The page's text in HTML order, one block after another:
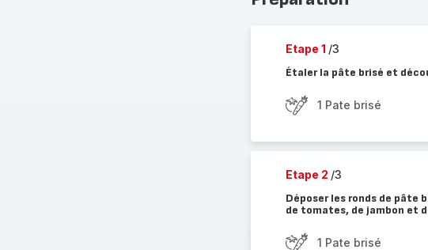
Etape 1 /3
Étaler la pâte brisé et
1 Pate brisé
Etape 2 /3
Déposer les ronds de pâte
de tomates, de jambon et
1 Pate brisé